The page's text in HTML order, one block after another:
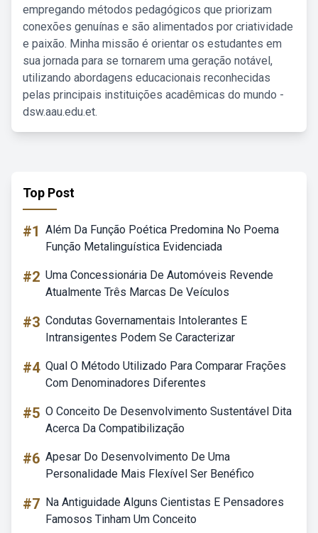
empregando métodos pedagógicos que priorizam
conexões genuínas e são alimentados por criatividade
e paixão. Minha missão é orientar os estudantes em
sua jornada para se tornarem uma geração notável,
utilizando abordagens educacionais reconhecidas
pelas principais instituições acadêmicas do mundo -
dsw.aau.edu.et.
Top Post
#1 Além Da Função Poética Predomina No Poema
Função Metalinguística Evidenciada
#2 Uma Concessionária De Automóveis Revende
Atualmente Três Marcas De Veículos
#3 Condutas Governamentais Intolerantes E
Intransigentes Podem Se Caracterizar
#4 Qual O Método Utilizado Para Comparar Frações
Com Denominadores Diferentes
#5 O Conceito De Desenvolvimento Sustentável Dita
Acerca Da Compatibilização
#6 Apesar Do Desenvolvimento De Uma
Personalidade Mais Flexível Ser Benéfico
#7 Na Antiguidade Alguns Cientistas E Pensadores
Famosos Tinham Um Conceito